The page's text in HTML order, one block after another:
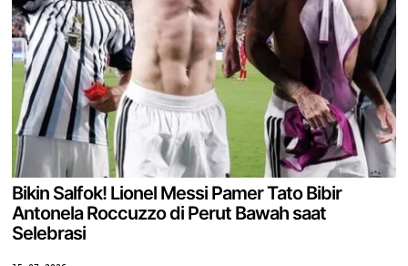
Bikin Salfok! Lionel Messi Pamer Tato Bibir
Antonela Roccuzzo di Perut Bawah saat
Selebrasi